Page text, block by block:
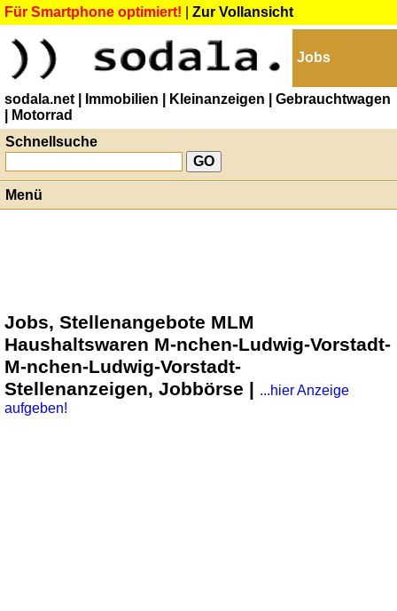
Für Smartphone optimiert! Zur Vollansicht
Jobs
sodala.net | Immobilien | Kleinanzeigen
| Gebrauchtwagen
| Motorrad
Schnellsuche
Menü
Jobs, Stellenangebote MLM
Haushaltswaren M-nchen-Ludwig-Vorstadt-
M-nchen-Ludwig-Vorstadt-
Stellenanzeigen, Jobbörse | ...hier Anzeige
aufgeben!